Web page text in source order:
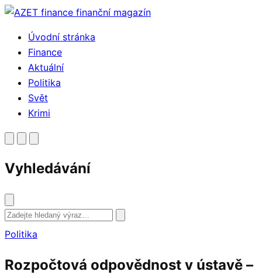
Přejít
obsahuÚvodní stránka
Finance
Aktuální
Politika
Svět
Krimi
Vyhledávání
Vyhledat
Politika
Rozpočtová odpovědnost v ústavě –